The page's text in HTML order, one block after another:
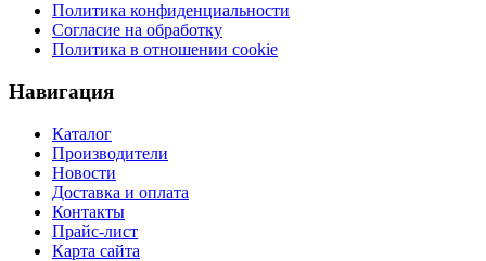
Политика конфиденциальности
Согласие на обработку
Политика в отношении cookie
Навигация
Каталог
Производители
Новости
Доставка и оплата
Контакты
Прайс-лист
Карта сайта